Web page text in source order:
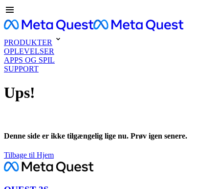
PRODUKTER
OPLEVELSER
APPS OG SPIL
SUPPORT
Ups!
Denne side er ikke tilgængelig lige nu. Prøv igen senere.
Tilbage til Hjem